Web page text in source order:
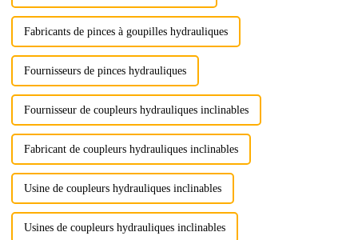
Fabricants de pinces à goupilles hydrauliques
Fournisseurs de pinces hydrauliques
Fournisseur de coupleurs hydrauliques inclinables
Fabricant de coupleurs hydrauliques inclinables
Usine de coupleurs hydrauliques inclinables
Usines de coupleurs hydrauliques inclinables